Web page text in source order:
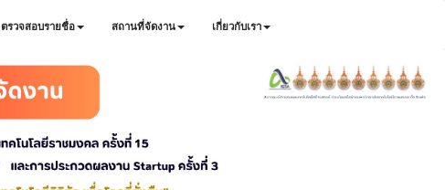
ตรวจสอบรายชื่อ สถานที่จัดงาน เกี่ยวกับเรา